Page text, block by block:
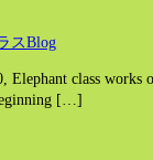
スBlog
Elephant class works
[…]